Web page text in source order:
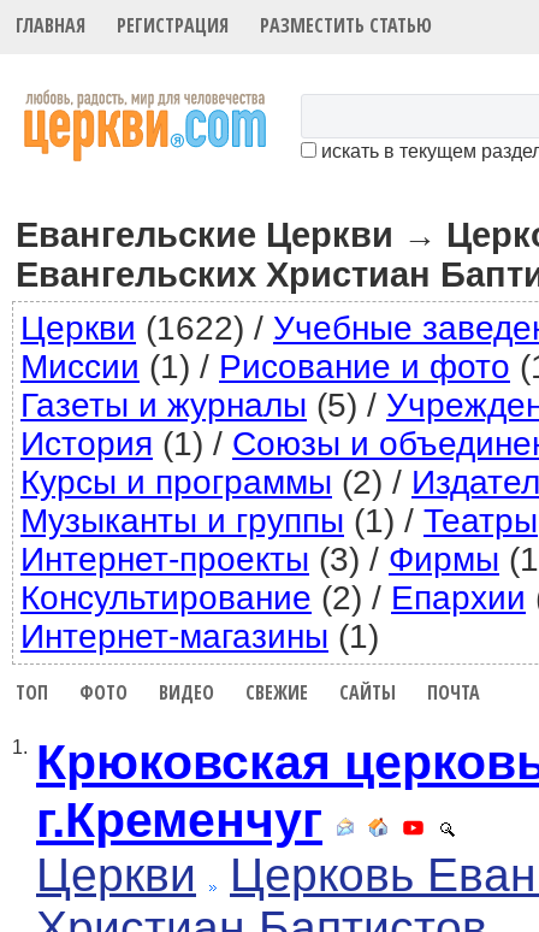
ГЛАВНАЯ РЕГИСТРАЦИЯ РАЗМЕСТИТЬ СТАТЬЮ
искать в текущем
Евангельские Церкви →
Евангельских Христиан
Церкви (1622) / Учебные
Миссии (1) / Рисование и фото
Газеты и журналы (5) /
История (1) / Союзы и
Курсы и программы (2) /
Музыканты и группы (1) / Театры
Интернет-проекты (3) / Фирмы
Консультирование (2) / Епархии
Интернет-магазины (1)
ТОП ФОТО ВИДЕО СВЕЖИЕ САЙТЫ ПОЧТА
1. Крюковская
г.Кременчуг
Церкви
Церковь